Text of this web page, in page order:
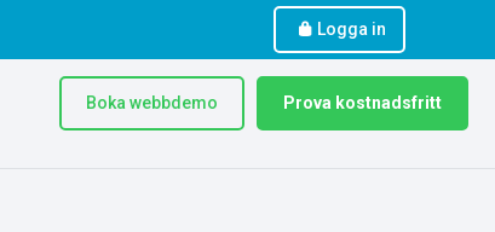
Logga in
Boka webbdemo Prova kostnadsfritt